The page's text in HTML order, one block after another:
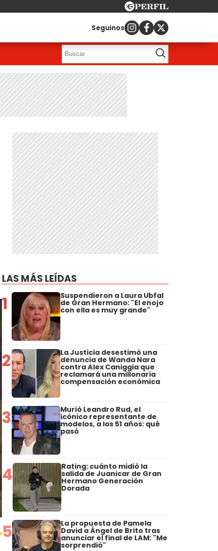
Seguinos
LAS MÁS LEÍDAS
1 Suspendieron a Laura Ubfal
de Gran Hermano: "El enojo
con ella es muy grande"
2 La Justicia desestimó una
denuncia de Wanda Nara
contra Alex Caniggia que
reclamará una millonaria
compensación económica
3 Murió Leandro Rud, el
icónico representante de
modelos, a los 51 años: qué
pasó
4 Rating: cuánto midió la
salida de Juanicar de Gran
Hermano Generación
Dorada
5 La propuesta de Pamela
David a Ángel de Brito tras
anunciar el final de LAM: "Me
sorprendió"